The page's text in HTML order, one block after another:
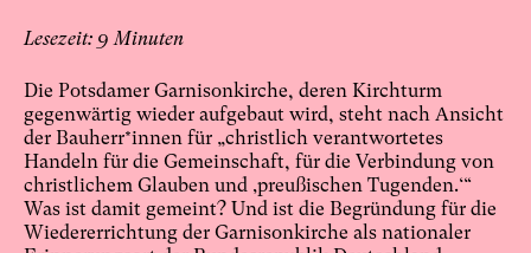
9
Die Potsdamer Garnisonkirche, deren Kirchturm
gegenwärtig wieder aufgebaut wird, steht nach Ansicht
der Bauherr*innen für „christlich verantwortetes
Handeln für die Gemeinschaft, für die Verbindung von
christlichem Glauben und ‚preußischen Tugenden.‘“
Was ist damit gemeint? Und ist die Begründung für die
Wiedererrichtung der Garnisonkirche als nationaler